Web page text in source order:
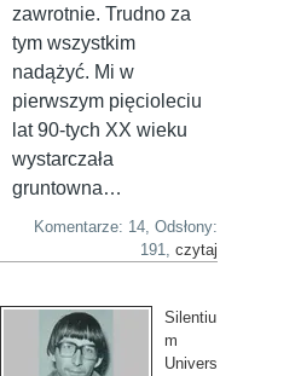
zawrotnie. Trudno za
tym wszystkim
nadążyć. Mi w
pierwszym pięcioleciu
lat 90-tych XX wieku
wystarczała
gruntowna…
Komentarze: 14, Odsłony:
191, czytaj
Silentiu
m
Univers